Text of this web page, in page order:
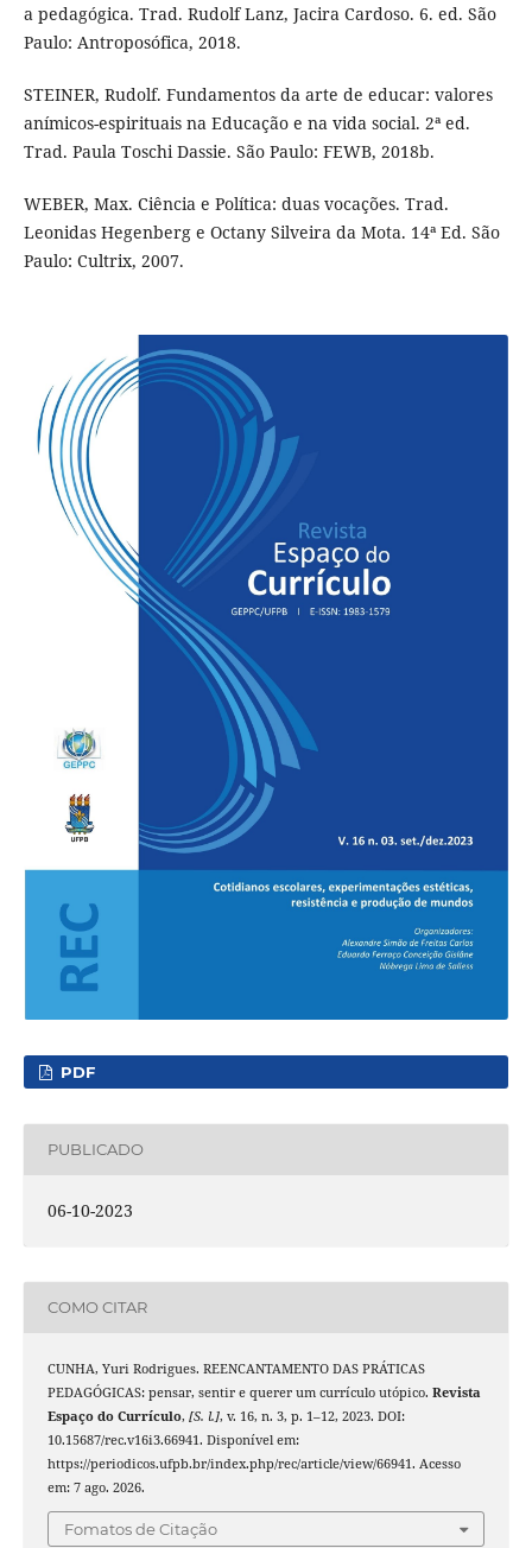
a pedagógica. Trad. Rudolf Lanz, Jacira Cardoso. 6. ed. São
Paulo: Antroposófica, 2018.
STEINER, Rudolf. Fundamentos da arte de educar: valores
anímicos-espirituais na Educação e na vida social. 2ª ed.
Trad. Paula Toschi Dassie. São Paulo: FEWB, 2018b.
WEBER, Max. Ciência e Política: duas vocações. Trad.
Leonidas Hegenberg e Octany Silveira da Mota. 14ª Ed. São
Paulo: Cultrix, 2007.
PDF
PUBLICADO
06-10-2023
COMO CITAR
CUNHA, Yuri Rodrigues. REENCANTAMENTO DAS PRÁTICAS
PEDAGÓGICAS: pensar, sentir e querer um currículo utópico. Revista
Espaço do Currículo, [S. l.], v. 16, n. 3, p. 1–12, 2023. DOI:
10.15687/rec.v16i3.66941. Disponível em:
https://periodicos.ufpb.br/index.php/rec/article/view/66941. Acesso
em: 7 ago. 2026.
Fomatos de Citação